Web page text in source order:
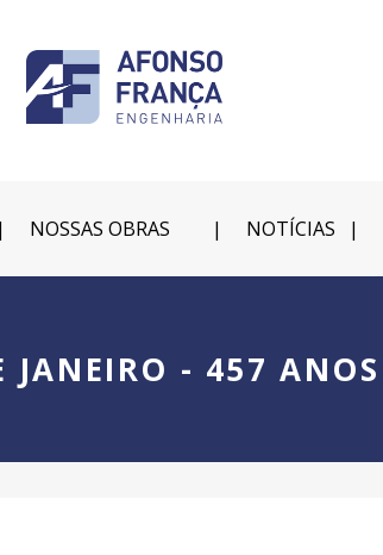
NOSSAS OBRAS NOTÍCIAS
JANEIRO - 457 ANOS